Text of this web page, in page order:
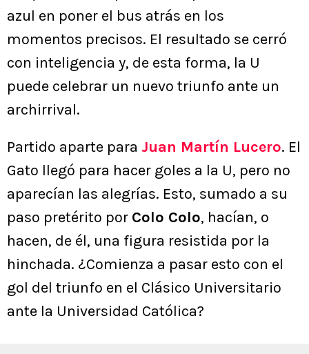
azul en poner el bus atrás en los
momentos precisos. El resultado se cerró
con inteligencia y, de esta forma, la U
puede celebrar un nuevo triunfo ante un
archirrival.
Partido aparte para Juan Martín Lucero. El
Gato llegó para hacer goles a la U, pero no
aparecían las alegrías. Esto, sumado a su
paso pretérito por Colo Colo, hacían, o
hacen, de él, una figura resistida por la
hinchada. ¿Comienza a pasar esto con el
gol del triunfo en el Clásico Universitario
ante la Universidad Católica?